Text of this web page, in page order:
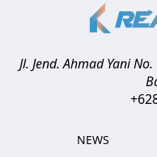
Jl. Jend. Ahmad Yani
NEWS